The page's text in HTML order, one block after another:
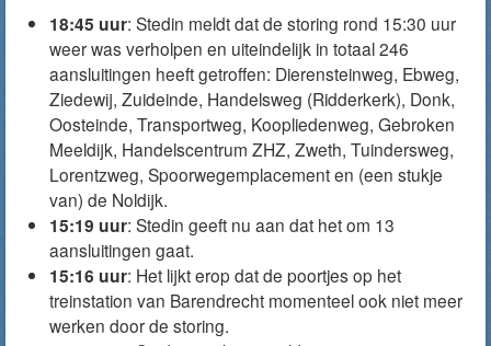
18:45 uur: Stedin meldt dat de storing rond 15:30 uur
weer was verholpen en uiteindelijk in totaal 246
aansluitingen heeft getroffen: Dierensteinweg, Ebweg,
Ziedewij, Zuideinde, Handelsweg (Ridderkerk), Donk,
Oosteinde, Transportweg, Koopliedenweg, Gebroken
Meeldijk, Handelscentrum ZHZ, Zweth, Tuindersweg,
Lorentzweg, Spoorwegemplacement en (een stukje
van) de Noldijk.
15:19 uur: Stedin geeft nu aan dat het om 13
aansluitingen gaat.
15:16 uur: Het lijkt erop dat de poortjes op het
treinstation van Barendrecht momenteel ook niet meer
werken door de storing.